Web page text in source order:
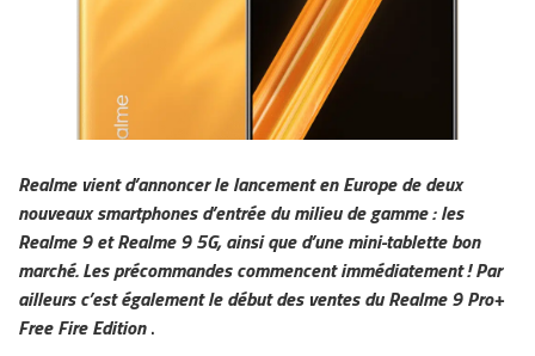
Realme vient d’annoncer le lancement en Europe de deux
nouveaux smartphones d’entrée du milieu de gamme : les
Realme 9 et Realme 9 5G, ainsi que d’une mini-tablette bon
marché. Les précommandes commencent immédiatement ! Par
ailleurs c’est également le début des ventes du Realme 9 Pro+
Free Fire Edition.